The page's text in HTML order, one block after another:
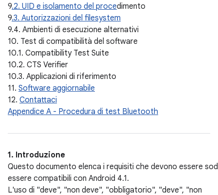
9.2. UID e isolamento del procedimento
9.3. Autorizzazioni del filesystem
9.4. Ambienti di esecuzione alternativi
10. Test di compatibilità del software
10.1. Compatibility Test Suite
10.2. CTS Verifier
10.3. Applicazioni di riferimento
11. Software aggiornabile
12. Contattaci
Appendice A - Procedura di test Bluetooth
1. Introduzione
Questo documento elenca i requisiti che devono essere
essere compatibili con Android 4.1.
L'uso di "deve", "non deve", "obbligatorio", "deve", "non